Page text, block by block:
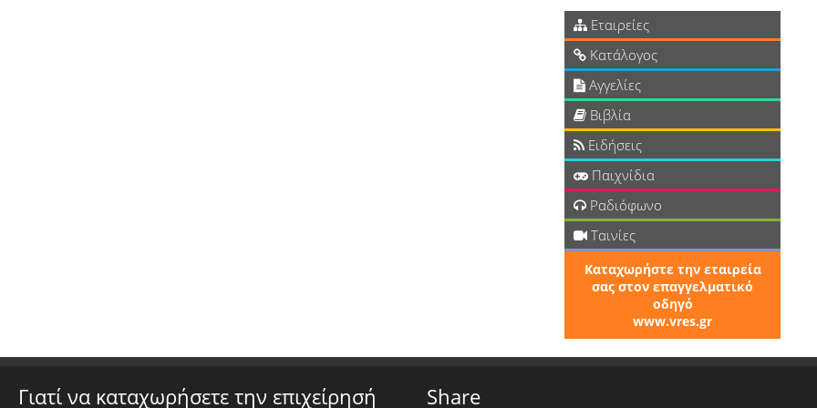
Εταιρείες
Κατάλογος
Αγγελίες
Βιβλία
Ειδήσεις
Παιχνίδια
Ραδιόφωνο
Ταινίες
Καταχωρήστε την εταιρεία
σας στον επαγγελματικό
οδηγό
www.vres.gr
Γιατί να καταχωρήσετε την επιχείρησή
Share